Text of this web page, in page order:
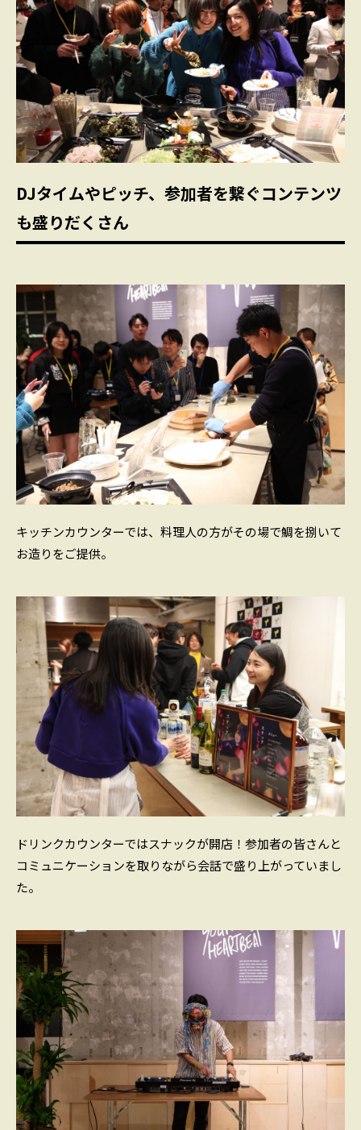
DJタイムやピッチ、参加者を繋ぐコンテンツ
も盛りだくさん
キッチンカウンターでは、料理人の方がその場で鯛を捌いて
お造りをご提供。
ドリンクカウンターではスナックが開店！参加者の皆さんと
コミュニケーションを取りながら会話で盛り上がっていまし
た。